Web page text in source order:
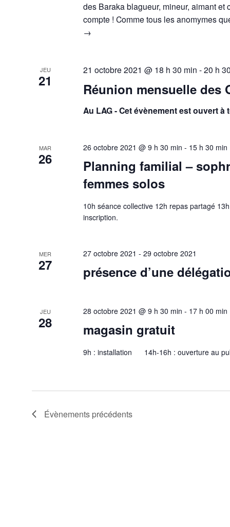
des Baraka blagueur, mineur, aimant et
compte ! Comme tous les anomymes
→
JEU
21 Réunion mensuelle des
21 octobre 2021 @ 18 h 30 min -20 h
Au LAG - Cet évènement est ouvert à
MAR
26
Planning familial –
femmes solos
26 octobre 2021 @ 9 h 30 min - 15 h 30 min
10h séance collective 12h repas partagé
inscription.
MER
27 présence d’une
27 octobre 2021 -29 octobre 2021
JEU
28 magasin gratuit
28 octobre 2021 @ 9 h 30 min - 17 h 00 min
9h : installation 14h-16h : ouverture au
Évènements précédents